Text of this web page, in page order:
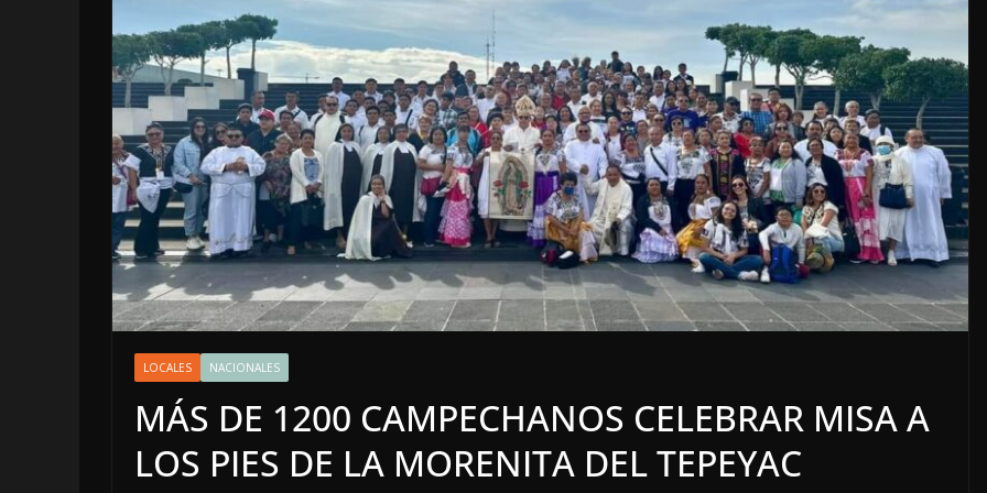
LOCALES NACIONALES
MÁS DE 1200 CAMPECHANOS CELEBRAR MISA A
LOS PIES DE LA MORENITA DEL TEPEYAC
LOCALES OPINIÓN
5 agosto, 2026
LOCALES OPINIÓN
6 agosto, 2026